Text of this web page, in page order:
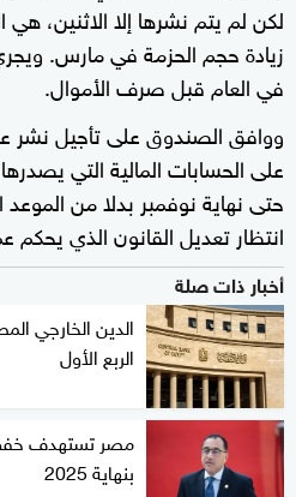
لكن لم يتم نشرها إلا الاثنين، هي
زيادة حجم الحزمة في مارس.
في العام قبل صرف الأموال.
ووافق الصندوق على تأجيل نشر
على الحسابات المالية التي
حتى نهاية نوفمبر بدلا من
انتظار تعديل القانون الذي يحكم
أخبار ذات صلة
الربع الأول
بنهاية 2025